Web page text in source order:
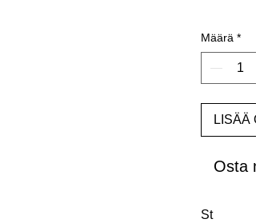
Määrä *
LISÄÄ
Osta
St